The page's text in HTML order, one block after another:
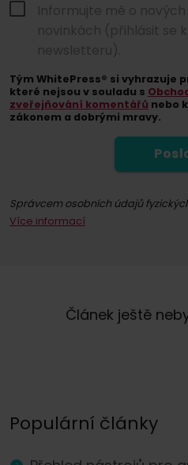
Informujte mě o
novinkách (přihlásit se
newsletteru).
Tým WhitePress® si vyhrazuje
které nejsou v souladu s
zveřejňování komentářů nebo
zákonem a dobrými mravy.
Registrací k odběru newsletteru souhlasíte se zasíláním obchodních informací prostřednictvím elektronických komunikačních prostředků, zejména e-mailu, týkajících se přímého marketingu služeb a produktů nabízených společností WhitePress
Více informací
Článek ještě
Populární články